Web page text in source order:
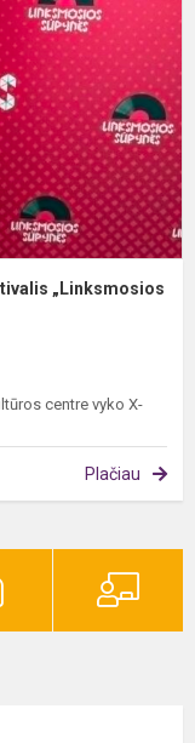
„Linksmosios
centre vyko X-
Plačiau